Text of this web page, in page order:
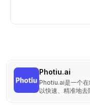
Photiu.ai
Photiu.ai是一个
以快速、精准地